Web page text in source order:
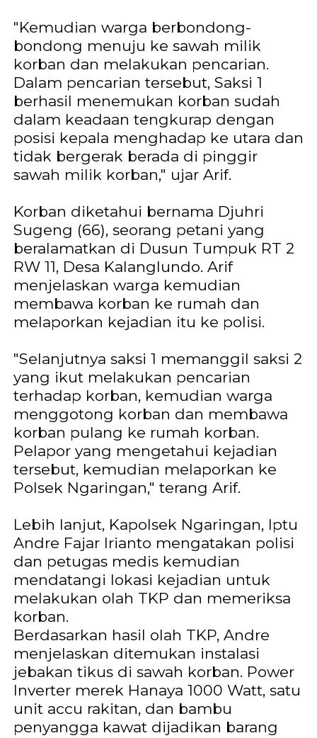
"Kemudian warga berbondong-
bondong menuju ke sawah milik
korban dan melakukan pencarian.
Dalam pencarian tersebut, Saksi 1
berhasil menemukan korban sudah
dalam keadaan tengkurap dengan
posisi kepala menghadap ke utara dan
tidak bergerak berada di pinggir
sawah milik korban," ujar Arif.
Korban diketahui bernama Djuhri
Sugeng (66), seorang petani yang
beralamatkan di Dusun Tumpuk RT 2
RW 11, Desa Kalanglundo. Arif
menjelaskan warga kemudian
membawa korban ke rumah dan
melaporkan kejadian itu ke polisi.
"Selanjutnya saksi 1 memanggil saksi 2
yang ikut melakukan pencarian
terhadap korban, kemudian warga
menggotong korban dan membawa
korban pulang ke rumah korban.
Pelapor yang mengetahui kejadian
tersebut, kemudian melaporkan ke
Polsek Ngaringan," terang Arif.
Lebih lanjut, Kapolsek Ngaringan, Iptu
Andre Fajar Irianto mengatakan polisi
dan petugas medis kemudian
mendatangi lokasi kejadian untuk
melakukan olah TKP dan memeriksa
korban.
Berdasarkan hasil olah TKP, Andre
menjelaskan ditemukan instalasi
jebakan tikus di sawah korban. Power
Inverter merek Hanaya 1000 Watt, satu
unit accu rakitan, dan bambu
penyangga kawat dijadikan barang